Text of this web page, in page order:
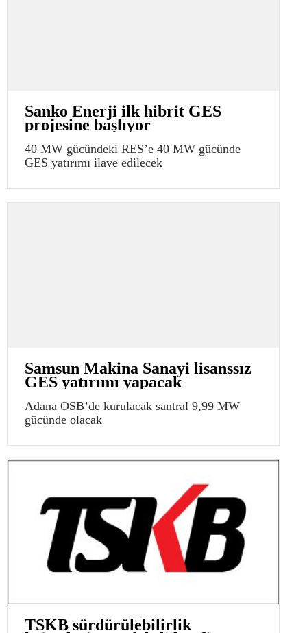
Sanko Enerji ilk hibrit GES
projesine başlıyor
40 MW gücündeki RES’e 40 MW gücünde
GES yatırımı ilave edilecek
Samsun Makina Sanayi lisanssız
GES yatırımı yapacak
Adana OSB’de kurulacak santral 9,99 MW
gücünde olacak
TSKB sürdürülebilirlik